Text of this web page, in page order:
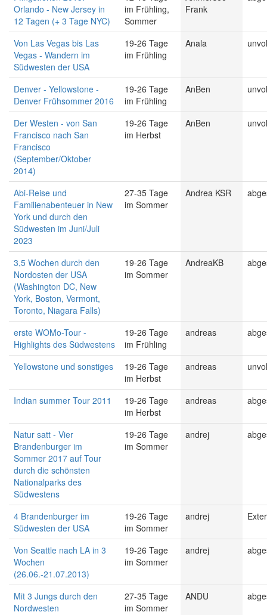
Orlando - New Jersey in
12 Tagen (+ 3 Tage NYC)
im Frühling,
Sommer
Frank
Von Las Vegas bis Las
Vegas - Wandern im
Südwesten der USA
19-26 Tage
im Frühling
Anala
Denver - Yellowstone -
Denver Frühsommer 2016
19-26 Tage
im Frühling
AnBen
Der Westen - von San
Francisco nach San
Francisco
(September/Oktober
2014)
19-26 Tage
im Herbst
AnBen
Abi-Reise und
Familienabenteuer in New
York und durch den
Südwesten im Juni/Juli
2023
27-35 Tage
im Sommer
Andrea KSR
3,5 Wochen durch den
Nordosten der USA
(Washington DC, New
York, Boston, Vermont,
Toronto, Niagara Falls)
19-26 Tage
im Sommer
AndreaKB
erste WOMo-Tour -
Highlights des Südwestens
19-26 Tage
im Frühling
andreas
Yellowstone und sonstiges
19-26 Tage
im Herbst
andreas
Indian summer Tour 2011
19-26 Tage
im Herbst
andreas
Natur satt - Vier
Brandenburger im
Sommer 2017 auf Tour
durch die schönsten
Nationalparks des
Südwestens
19-26 Tage
im Sommer
andrej
4 Brandenburger im
Südwesten der USA
19-26 Tage
im Sommer
andrej
Von Seattle nach LA in 3
Wochen
(26.06.-21.07.2013)
19-26 Tage
im Sommer
andrej
Mit 3 Jungs durch den
Nordwesten
27-35 Tage
im Sommer
ANDU